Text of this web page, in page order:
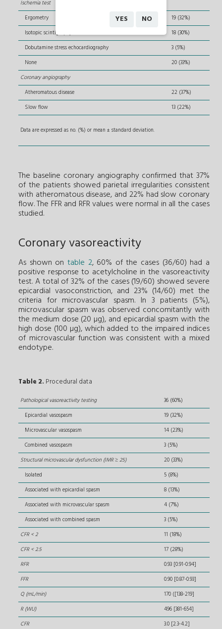
Ischemia test
Ergometry
19 (32%)
Isotopic scintigraphy
18 (30%)
Dobutamine stress echocardiography
3 (5%)
None
20 (33%)
Coronary angiography
Atheromatous disease
22 (37%)
Slow flow
13 (22%)
Data are expressed as no. (%) or mean ± standard deviation.
The baseline coronary angiography confirmed that 37%
of the patients showed parietal irregularities consistent
with atheromatous disease, and 22% had slow coronary
flow. The FFR and RFR values were normal in all the cases
studied.
Coronary vasoreactivity
As shown on table 2, 60% of the cases (36/60) had a
positive response to acetylcholine in the vasoreactivity
test. A total of 32% of the cases (19/60) showed severe
epicardial vasoconstriction, and 23% (14/60) met the
criteria for microvascular spasm. In 3 patients (5%),
microvascular spasm was observed concomitantly with
the medium dose (20 µg), and epicardial spasm with the
high dose (100 µg), which added to the impaired indices
of microvascular function was consistent with a mixed
endotype.
Table 2. Procedural data
Pathological vasoreactivity testing
36 (60%)
Epicardial vasospasm
19 (32%)
Microvascular vasospasm
14 (23%)
Combined vasospasm
3 (5%)
Structural microvascular dysfunction (IMR ≥ 25)
20 (33%)
Isolated
5 (8%)
Associated with epicardial spasm
8 (13%)
Associated with microvascular spasm
4 (7%)
Associated with combined spasm
3 (5%)
CFR < 2
11 (18%)
CFR < 2.5
17 (28%)
RFR
0.93 [0.91-0.94]
FFR
0.90 [0.87-0.93]
Q (mL/min)
170 ([138-219]
R (WU)
496 [381-654]
CFR
3.0 [2.3-4.2]
YES NO